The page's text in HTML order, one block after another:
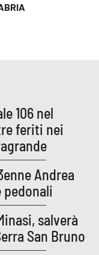
106 nel
feriti nei
Andrea
salverà
San Bruno